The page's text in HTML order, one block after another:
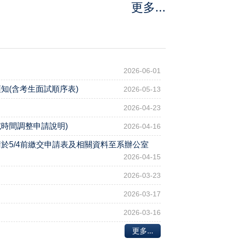
更多...
2026-06-01
(含考生面試順序表) 2026-05-13
2026-04-23
間調整申請說明) 2026-04-16
5/4前繳交申請表及相關資料至系辦公室
2026-04-15
2026-03-23
2026-03-17
2026-03-16
更多...